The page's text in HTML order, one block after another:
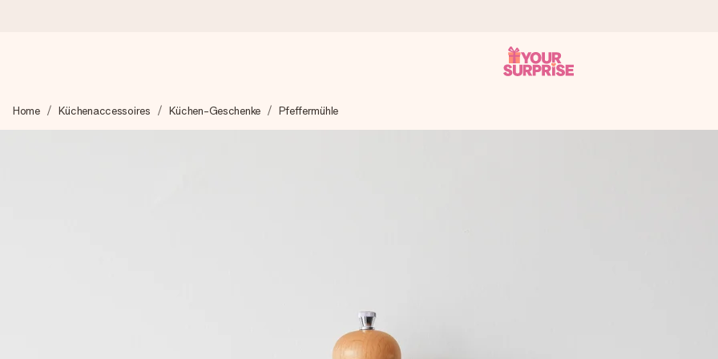
Wir bereiten dein Geschenk sorgfältig vor und schicken es blitzschnell – damit du es genau zum richtigen Zeitpunkt überreichen
zählt.
Home Küchenaccessoires Küchen-Geschenke Pfeffermühle